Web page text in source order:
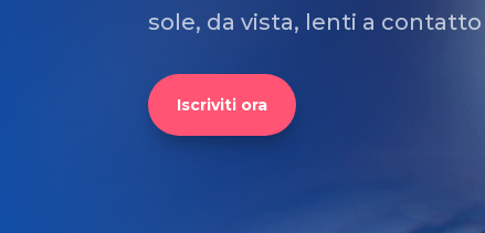
sole, da vista, lenti a
Iscriviti ora